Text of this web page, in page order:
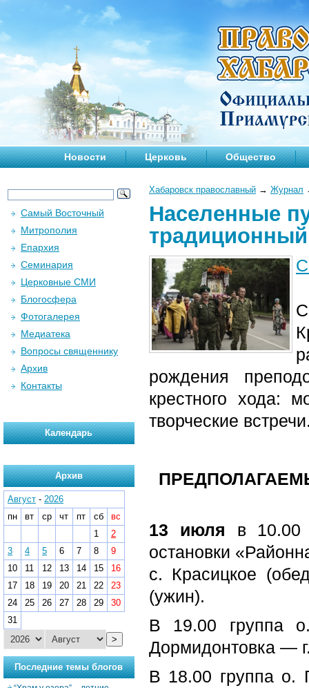
Новости Церковь Общество
Хабаровск православный → Журнал
Населенные
рождения
крестного хода:
творческие
13 июля в
остановки
с. Красицкое
(ужин).
В 19.00 группа
Дормидонтовка —
В 18.00 группа о.
Самый Восточный
Митрополия
Епархия
Семинария
Церковные СМИ
Блогосфера
Фотогалерея
Медиатека
Вопросы священнику
Архив
Контакты
Календарь
Архив
Август - 2026
пн
вт ср чт пт сб
вс
1
2
3
4 5 6 7 8
9
10
11 12 13 14 15
16
17
18 19 20 21 22
23
24
25 26 27 28 29
30
31
>
Последние темы блогов